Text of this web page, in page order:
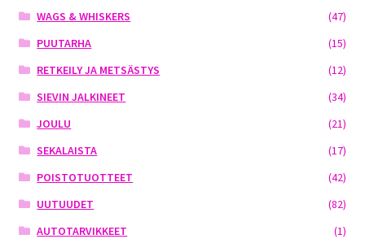
WAGS & WHISKERS
(47)
PUUTARHA
(15)
RETKEILY JA METSÄSTYS
(12)
SIEVIN JALKINEET
(34)
JOULU
(21)
SEKALAISTA
(17)
POISTOTUOTTEET
(42)
UUTUUDET
(82)
AUTOTARVIKKEET
(1)